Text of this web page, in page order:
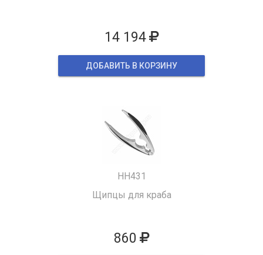
14 194
ДОБАВИТЬ В КОРЗИНУ
HH431
Щипцы для краба
860